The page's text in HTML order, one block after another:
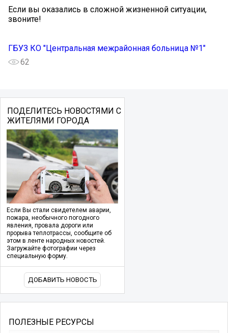
Если вы оказались в сложной жизненной ситуации,
звоните!
ГБУЗ КО "Центральная межрайонная больница №1"
62
ПОДЕЛИТЕСЬ НОВОСТЯМИ С
ЖИТЕЛЯМИ ГОРОДА
Если Вы стали свидетелем аварии,
пожара, необычного погодного
явления, провала дороги или
прорыва теплотрассы, сообщите об
этом в ленте народных новостей.
Загружайте фотографии через
специальную форму.
ДОБАВИТЬ НОВОСТЬ
ПОЛЕЗНЫЕ РЕСУРСЫ